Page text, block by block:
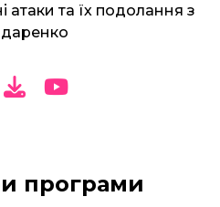
атаки та їх подолання з
програми